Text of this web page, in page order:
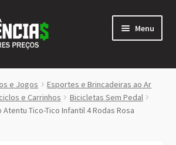
Menu
e Jogos
Esportes e Brincadeiras ao Ar
e Carrinhos
Bicicletas Sem Pedal
Tico-Tico Infantil 4 Rodas Rosa